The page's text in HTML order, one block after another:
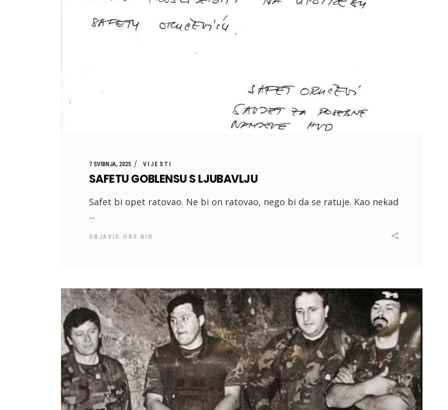
7 SVIBNJA, 2025 VIJESTI
SAFETU GOBLENSU S LJUBAVLJU
Safet bi opet ratovao. Ne bi on ratovao, nego bi da se ratuje. Kao nekad
OBJAVIO HRS BIH